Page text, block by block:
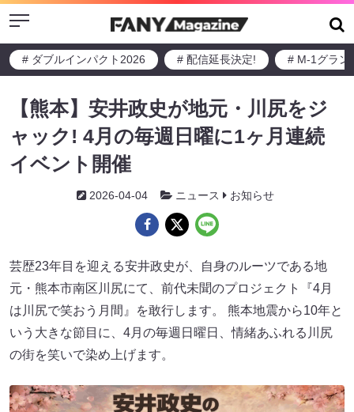
Menu
# ダブルインパクト2026 # 配信延長決定! # M-1グラン
【熊本】安井政史が地元・川尻をジ
ャック! 4月の毎週日曜に1ヶ月連続
イベント開催
2026-04-04 ニュース お知らせ
芸歴23年目を迎える安井政史が、自身のルーツである地
元・熊本市南区川尻にて、前代未聞のプロジェクト『4月
は川尻で笑おう月間』を敢行します。 熊本地震から10年と
いう大きな節目に、4月の毎週日曜日、情緒あふれる川尻
の街を笑いで染め上げます。